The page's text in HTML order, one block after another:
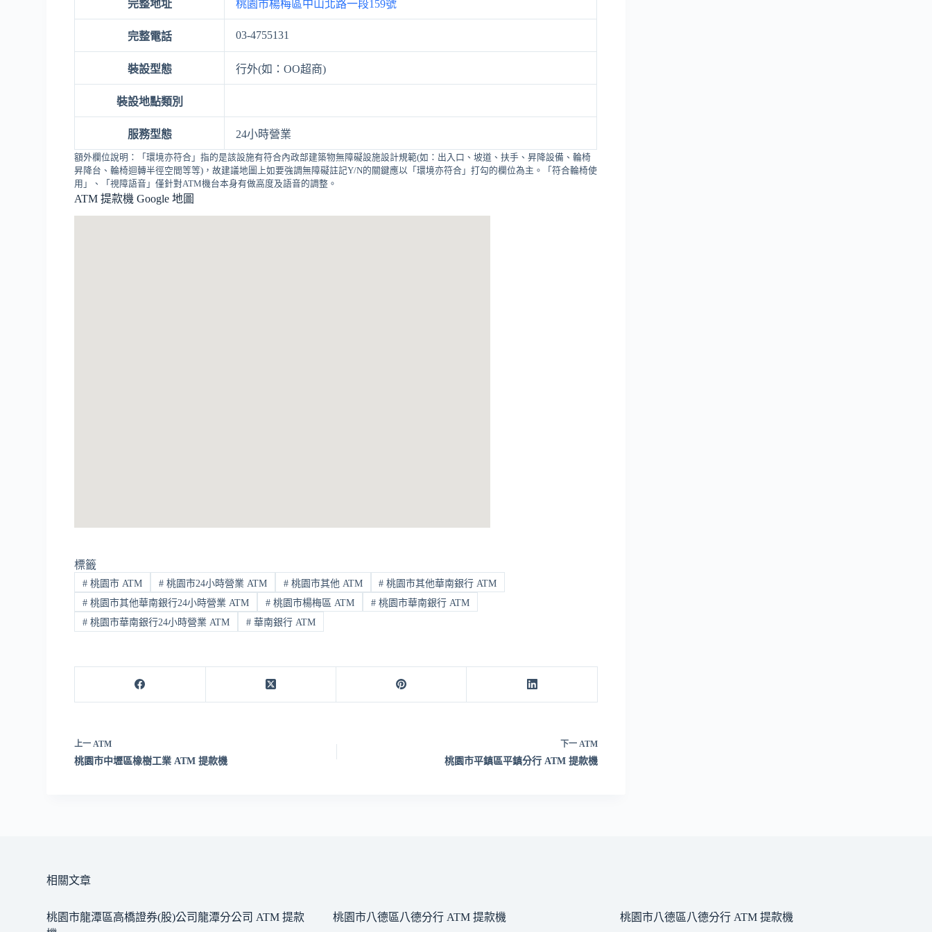
完整地址 桃園市楊梅區中山北路一段159號
完整電話 03-4755131
裝設型態 行外(如：OO超商)
裝設地點類別
服務型態 24小時營業
額外欄位說明：「環境亦符合」指的是該設施有符合內政部建築物無障礙設施設計規範(如：出入口、坡道、扶手、昇降設備、輪椅
昇降台、輪椅迴轉半徑空間等等)，故建議地圖上如要強調無障礙註記Y/N的關鍵應以「環境亦符合」打勾的欄位為主。「符合輪椅使
用」、「視障語音」僅針對ATM機台本身有做高度及語音的調整。
ATM 提款機 Google 地圖
標籤
# 桃園市 ATM #桃園市24小時營業 ATM #桃園市其他 ATM # 桃園市其他華南銀行 ATM
# 桃園市其他華南銀行24小時營業 ATM #桃園市楊梅區 ATM #桃園市華南銀行 ATM
# 桃園市華南銀行24小時營業 ATM #華南銀行 ATM
上一 ATM
桃園市中壢區橡樹工業 ATM 提款機
下一 ATM
桃園市平鎮區平鎮分行 ATM 提款機
相關文章
桃園市龍潭區高橋證券(股)公司龍潭分公司 ATM 提款
桃園市八德區八德分行 ATM 提款機
桃園市八德區八德分行 ATM 提款機